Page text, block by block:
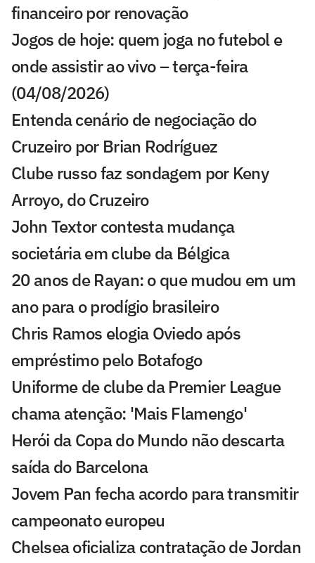
financeiro por renovação
Jogos de hoje: quem joga no futebol e
onde assistir ao vivo – terça-feira
(04/08/2026)
Entenda cenário de negociação do
Cruzeiro por Brian Rodríguez
Clube russo faz sondagem por Keny
Arroyo, do Cruzeiro
John Textor contesta mudança
societária em clube da Bélgica
20 anos de Rayan: o que mudou em um
ano para o prodígio brasileiro
Chris Ramos elogia Oviedo após
empréstimo pelo Botafogo
Uniforme de clube da Premier League
chama atenção: 'Mais Flamengo'
Herói da Copa do Mundo não descarta
saída do Barcelona
Jovem Pan fecha acordo para transmitir
campeonato europeu
Chelsea oficializa contratação de Jordan